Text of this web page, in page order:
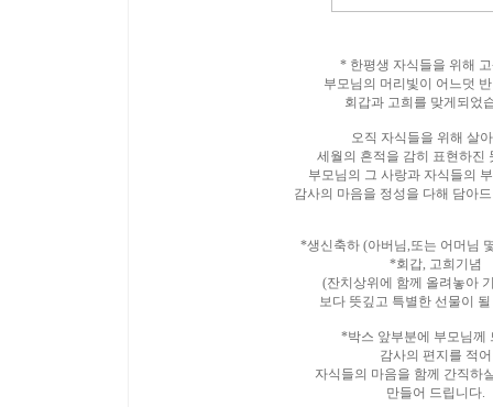
* 한평생 자식들을 위해
부모님의 머리빛이 어느덧
회갑과 고희를 맞게되었
오직 자식들을 위해 살
세월의 흔적을 감히 표현하진
부모님의 그 사랑과 자식들의
감사의 마음을 정성을 다해 담아
*생신축하 (아버님,또는 어머님
*회갑, 고희기념
(잔치상위에 함께 올려놓아
보다 뜻깊고 특별한 선물이
*박스 앞부분에 부모님께
감사의 편지를 적어
자식들의 마음을 함께 간직하
만들어 드립니다.